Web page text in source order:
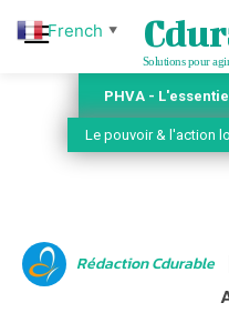
Solutions pour
PHVA -
Le pouvoir & l'action
Rédaction Cdurable
French ▼